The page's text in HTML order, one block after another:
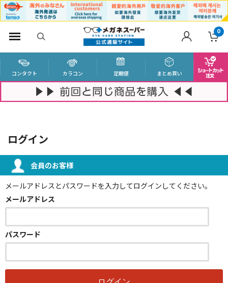
0
コンタクト カラコン 定期便 まとめ買い
ログイン
会員のお客様
メールアドレスとパスワードを入力してログインしてください。
メールアドレス
パスワード